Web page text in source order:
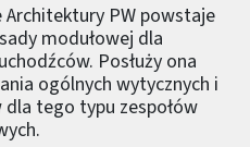
Architektury PW powstaje
modułowej dla
Posłuży ona
ogólnych wytycznych i
tego typu zespołów